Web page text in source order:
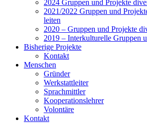
2024 Gruppen und Projekte
2021/2022 Gruppen und
leiten
2020 – Gruppen und Projekte
2019 – Interkulturelle Gruppen
Bisherige Projekte
Kontakt
Menschen
Gründer
Werkstattleiter
Sprachmittler
Kooperationslehrer
Volontäre
Kontakt